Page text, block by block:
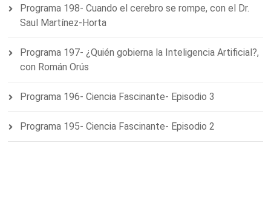
Programa 198- Cuando el cerebro se rompe, con el Dr.
Saul Martínez-Horta
Programa 197- ¿Quién gobierna la Inteligencia Artificial?,
con Román Orús
Programa 196- Ciencia Fascinante- Episodio 3
Programa 195- Ciencia Fascinante- Episodio 2